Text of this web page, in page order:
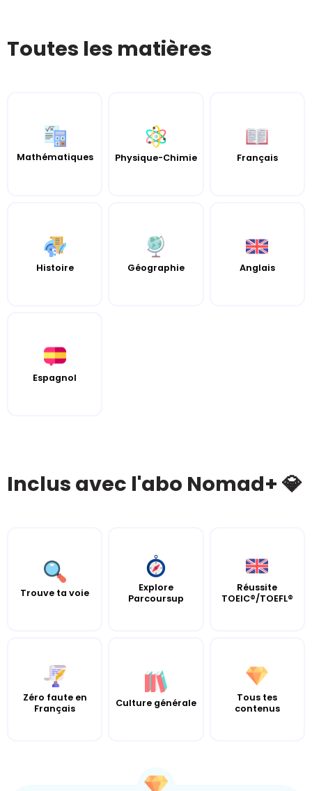
Toutes les matières
Mathématiques Physique-Chimie Français
Histoire Géographie Anglais
Espagnol
Inclus avec l'abo Nomad+ 💎
Trouve ta voie
Explore
Parcoursup
Réussite
TOEIC®/TOEFL®
Zéro faute en
Français
Culture générale
Tous tes
contenus